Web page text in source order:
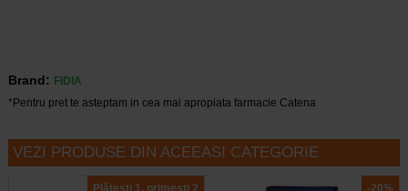
Brand:
FIDIA
*Pentru pret te asteptam in cea mai apropiata farmacie Catena
VEZI PRODUSE DIN ACEEASI CATEGORIE
Plătești 1, primești 2 -20%